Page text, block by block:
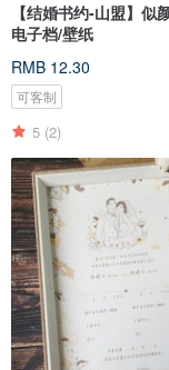
【结婚书约-山盟】似
电子档/壁纸
RMB 12.30
可客制
5 (2)